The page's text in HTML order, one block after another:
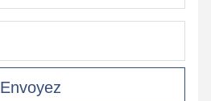
Envoyez